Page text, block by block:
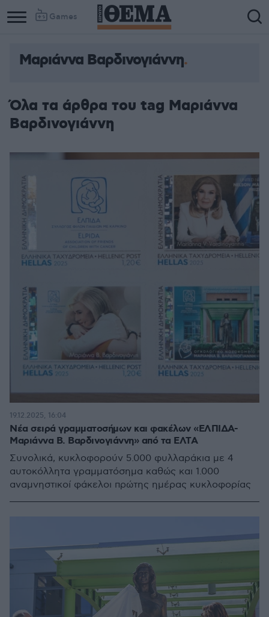
Games
Μαριάννα Βαρδινογιάννη
Όλα τα άρθρα του tag Μαριάννα
Βαρδινογιάννη
Νέα σειρά γραμματοσήμων και φακέλων «ΕΛΠΙΔΑ-
Μαριάννα Β. Βαρδινογιάννη» από τα ΕΛΤΑ
Συνολικά, κυκλοφορούν 5.000 φυλλαράκια με 4
αυτοκόλλητα γραμματόσημα καθώς και 1.000
αναμνηστικοί φάκελοι πρώτης ημέρας κυκλοφορίας
19.12.2025, 16:04